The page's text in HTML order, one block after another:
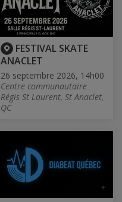
FESTIVAL SKATE
ANACLET
26 septembre 2026, 14h00
Centre communautaire
Régis St Laurent, St Anaclet,
QC